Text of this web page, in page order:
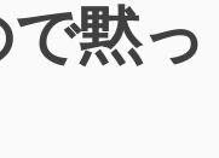
黙っ